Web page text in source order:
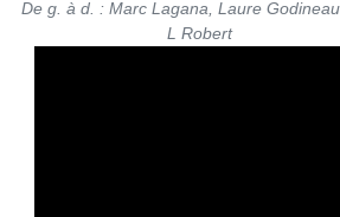
De g. à d. : Marc Lagana, Laure
L Robert